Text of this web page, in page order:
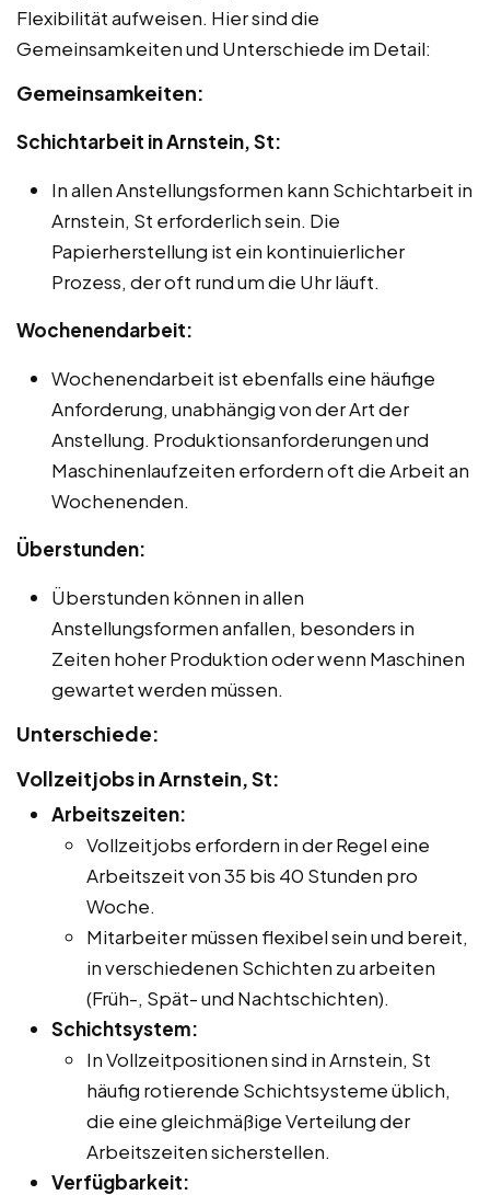
Flexibilität aufweisen. Hier sind die
Gemeinsamkeiten und Unterschiede im Detail:
Gemeinsamkeiten:
Schichtarbeit in Arnstein, St:
In allen Anstellungsformen kann Schichtarbeit in
Arnstein, St erforderlich sein. Die
Papierherstellung ist ein kontinuierlicher
Prozess, der oft rund um die Uhr läuft.
Wochenendarbeit:
Wochenendarbeit ist ebenfalls eine häufige
Anforderung, unabhängig von der Art der
Anstellung. Produktionsanforderungen und
Maschinenlaufzeiten erfordern oft die Arbeit an
Wochenenden.
Überstunden:
Überstunden können in allen
Anstellungsformen anfallen, besonders in
Zeiten hoher Produktion oder wenn Maschinen
gewartet werden müssen.
Unterschiede:
Vollzeitjobs in Arnstein, St:
Arbeitszeiten:
Vollzeitjobs erfordern in der Regel eine
Arbeitszeit von 35 bis 40 Stunden pro
Woche.
Mitarbeiter müssen flexibel sein und bereit,
in verschiedenen Schichten zu arbeiten
(Früh-, Spät- und Nachtschichten).
Schichtsystem:
In Vollzeitpositionen sind in Arnstein, St
häufig rotierende Schichtsysteme üblich,
die eine gleichmäßige Verteilung der
Arbeitszeiten sicherstellen.
Verfügbarkeit: